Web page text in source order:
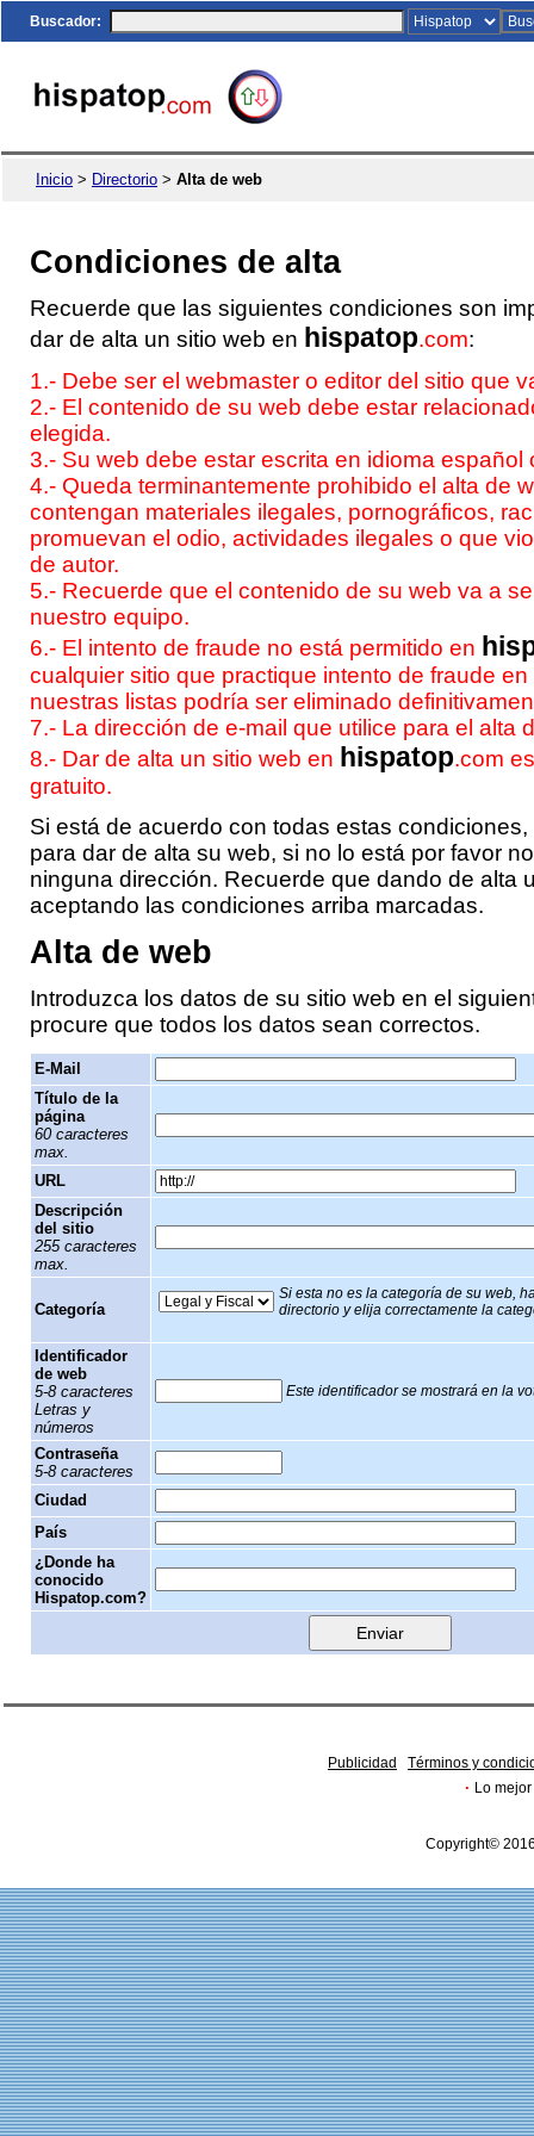
Buscador:
Inicio > Directorio > Alta de web
Condiciones de alta
Recuerde que las siguientes condiciones son
dar de alta un sitio web en hispatop.com:
1.- Debe ser el webmaster o editor del sitio que
2.- El contenido de su web debe estar
elegida.
3.- Su web debe estar escrita en idioma español
4.- Queda terminantemente prohibido el alta de
contengan materiales ilegales, pornográficos,
promuevan el odio, actividades ilegales o que
de autor.
5.- Recuerde que el contenido de su web va a
nuestro equipo.
6.- El intento de fraude no está permitido en
cualquier sitio que practique intento de fraude
nuestras listas podría ser eliminado
7.- La dirección de e-mail que utilice para el alta
8.- Dar de alta un sitio web en hispatop.com
gratuito.
Si está de acuerdo con todas estas
para dar de alta su web, si no lo está por favor
ninguna dirección. Recuerde que dando de alta
aceptando las condiciones arriba marcadas.
Alta de web
Introduzca los datos de su sitio web en el
procure que todos los datos sean correctos.
E-Mail
Título de la
página
60 caracteres
max.
URL
Descripción
del sitio
255 caracteres
max.
Categoría
Si esta no es la categoría de su web,
directorio y elija correctamente la
Identificador
de web
5-8 caracteres
Letras y
números
Este identificador se mostrará en la
Contraseña
5-8 caracteres
Ciudad
País
¿Donde ha
conocido
Hispatop.com?
Publicidad Términos y
· Lo
Copyright©